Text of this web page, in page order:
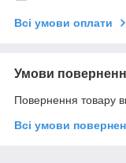
Всі умови оплати
Умови
Повернення товару
Всі умови